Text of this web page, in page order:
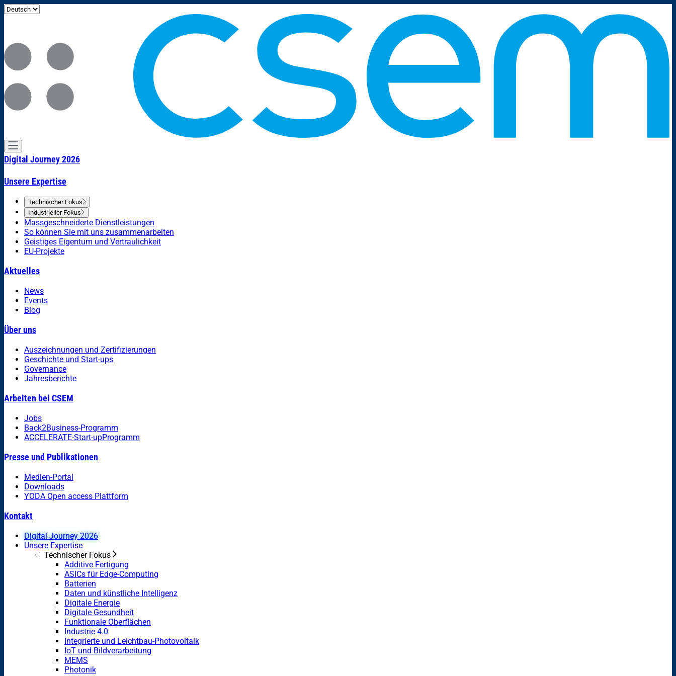
Digital Journey 2026
Unsere Expertise
Technischer Fokus
Industrieller Fokus
Massgeschneiderte Dienstleistungen
So können Sie mit uns zusammenarbeiten
Geistiges Eigentum und Vertraulichkeit
EU-Projekte
Aktuelles
News
Events
Blog
Über uns
Auszeichnungen und Zertifizierungen
Geschichte und Start-ups
Governance
Jahresberichte
Arbeiten bei CSEM
Jobs
Back2Business-Programm
ACCELERATE-Start-upProgramm
Presse und Publikationen
Medien-Portal
Downloads
YODA Open access Plattform
Kontakt
Digital Journey 2026
Unsere Expertise
Technischer Fokus
Additive Fertigung
ASICs für Edge-Computing
Batterien
Daten und künstliche Intelligenz
Digitale Energie
Digitale Gesundheit
Funktionale Oberflächen
Industrie 4.0
Integrierte und Leichtbau-Photovoltaik
IoT und Bildverarbeitung
MEMS
Photonik